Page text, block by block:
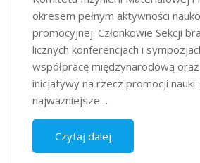
okresem pełnym aktywności
promocyjnej. Członkowie Sekcji
licznych konferencjach i
współpracę międzynarodową
inicjatywy na rzecz promocji
najważniejsze…
Czytaj dalej